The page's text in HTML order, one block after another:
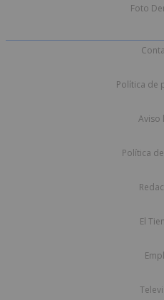
Foto
Política de
Aviso
Política
El